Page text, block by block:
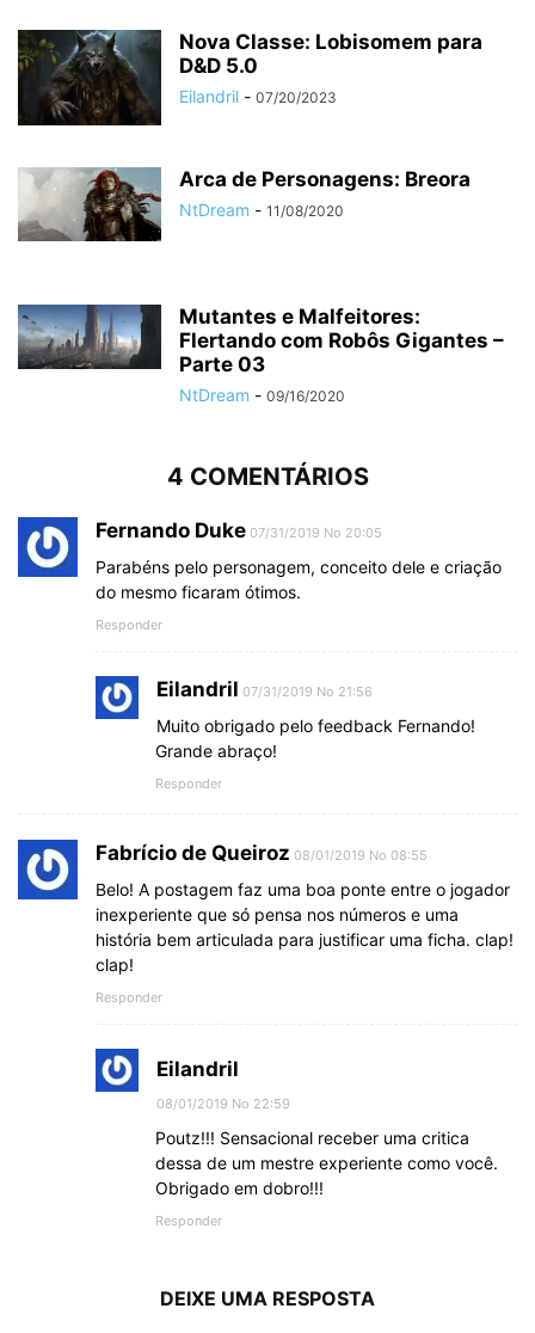
Nova Classe: Lobisomem para
D&D 5.0
Eilandril - 07/20/2023
Arca de Personagens: Breora
NtDream - 11/08/2020
Mutantes e Malfeitores:
Flertando com Robôs Gigantes –
Parte 03
NtDream - 09/16/2020
4 COMENTÁRIOS
Fernando Duke 07/31/2019 No 20:05
Parabéns pelo personagem, conceito dele e criação
do mesmo ficaram ótimos.
Responder
Eilandril 07/31/2019 No 21:56
Muito obrigado pelo feedback Fernando!
Grande abraço!
Responder
Fabrício de Queiroz 08/01/2019 No 08:55
Belo! A postagem faz uma boa ponte entre o jogador
inexperiente que só pensa nos números e uma
história bem articulada para justificar uma ficha. clap!
clap!
Responder
Eilandril
08/01/2019 No 22:59
Poutz!!! Sensacional receber uma critica
dessa de um mestre experiente como você.
Obrigado em dobro!!!
Responder
DEIXE UMA RESPOSTA